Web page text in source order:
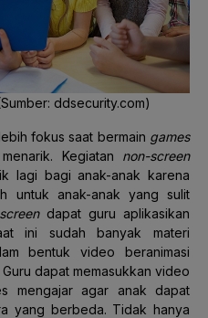
ddsecurity.com)
fokus saat bermain games
Kegiatan non-screen
lagi bagi anak-anak karena
untuk anak-anak yang sulit
dapat guru aplikasikan
ini sudah banyak materi
bentuk video beranimasi
Guru dapat memasukkan video
mengajar agar anak dapat
yang berbeda. Tidak hanya